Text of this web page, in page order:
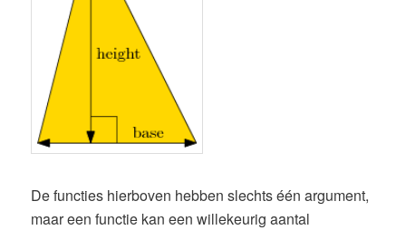
De functies hierboven hebben slechts één argument,
maar een functie kan een willekeurig aantal